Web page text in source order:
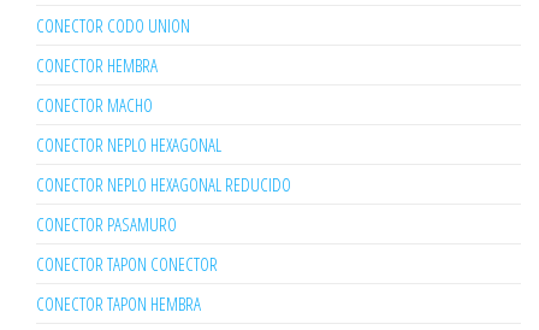
CONECTOR CODO UNION
CONECTOR HEMBRA
CONECTOR MACHO
CONECTOR NEPLO HEXAGONAL
CONECTOR NEPLO HEXAGONAL REDUCIDO
CONECTOR PASAMURO
CONECTOR TAPON CONECTOR
CONECTOR TAPON HEMBRA